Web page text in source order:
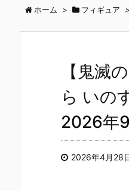
ホーム > フィギュア >
【鬼滅
ら いの
2026年
2026年4月28